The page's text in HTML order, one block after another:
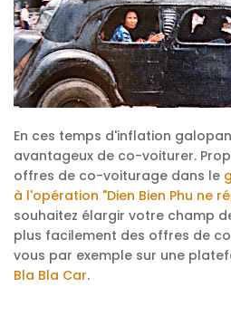
En ces temps d'inflation
avantageux de co-voiturer.
offres de co-voiturage dans le
à l'opération "Dien Bien Phu ne
souhaitez élargir votre champ
plus facilement des offres de
vous par exemple sur une
Bla Bla Car.